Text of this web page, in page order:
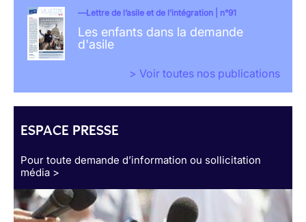
Lettre de l’asile et de l’intégration | n°91
Les enfants dans la demande
d'asile
> Voir toutes nos publications
ESPACE PRESSE
Pour toute demande d’information ou sollicitation
média >